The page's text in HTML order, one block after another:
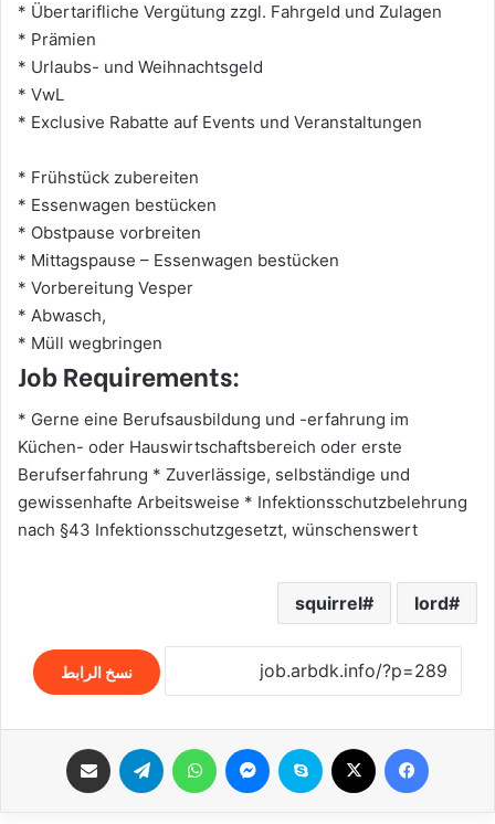
* Übertarifliche Vergütung zzgl. Fahrgeld und Zulagen
* Prämien
* Urlaubs- und Weihnachtsgeld
* VwL
* Exclusive Rabatte auf Events und Veranstaltungen
* Frühstück zubereiten
* Essenwagen bestücken
* Obstpause vorbreiten
* Mittagspause – Essenwagen bestücken
* Vorbereitung Vesper
* Abwasch,
* Müll wegbringen
Job Requirements:
* Gerne eine Berufsausbildung und -erfahrung im
Küchen- oder Hauswirtschaftsbereich oder erste
Berufserfahrung * Zuverlässige, selbständige und
gewissenhafte Arbeitsweise * Infektionsschutzbelehrung
nach §43 Infektionsschutzgesetzt, wünschenswert
lord
squirrel
نسخ الرابط